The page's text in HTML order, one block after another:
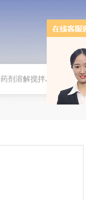
药剂溶解搅拌JBJ型桨式